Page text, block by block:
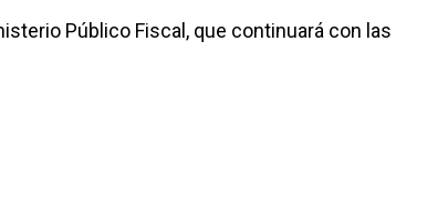
Público Fiscal, que continuará con las